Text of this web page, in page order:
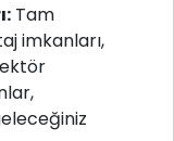
Tam
imkanları,